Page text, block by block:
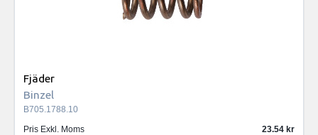
Fjäder
Binzel
B705.1788.10
Pris Exkl. Moms
23.54